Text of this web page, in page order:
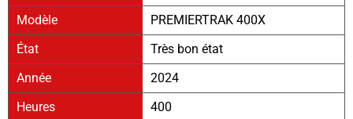
Modèle
PREMIERTRAK 400X
État
Très bon état
Année
2024
Heures
400